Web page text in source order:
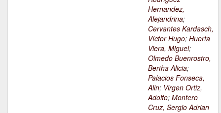
Hernandez,
Alejandrina;
Cervantes Kardasch,
Víctor Hugo; Huerta
Viera, Miguel;
Olmedo Buenrostro,
Bertha Alicia;
Palacios Fonseca,
Alin; Virgen Ortiz,
Adolfo; Montero
Cruz, Sergio Adrian